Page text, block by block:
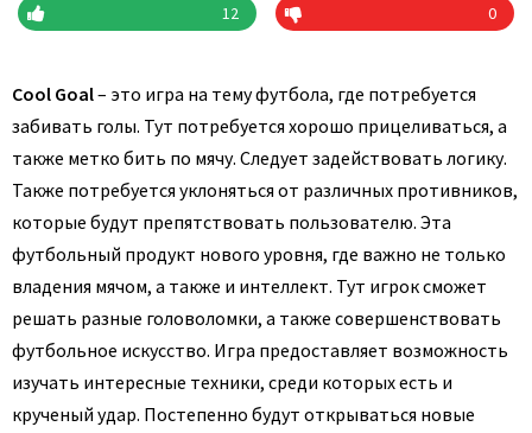
12 0
Cool Goal– это игра на тему футбола, где потребуется
забивать голы. Тут потребуется хорошо прицеливаться, а
также метко бить по мячу. Следует задействовать логику.
Также потребуется уклоняться от различных противников,
которые будут препятствовать пользователю. Эта
футбольный продукт нового уровня, где важно не только
владения мячом, а также и интеллект. Тут игрок сможет
решать разные головоломки, а также совершенствовать
футбольное искусство. Игра предоставляет возможность
изучать интересные техники, среди которых есть и
крученый удар. Постепенно будут открываться новые